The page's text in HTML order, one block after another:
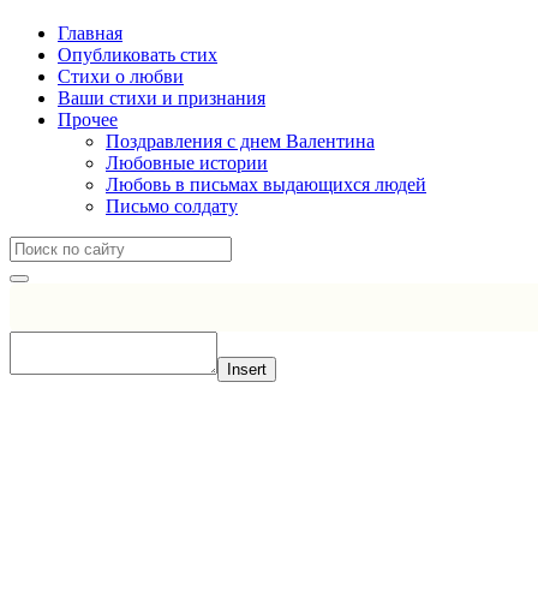
Главная
Опубликовать стих
Стихи о любви
Ваши стихи и признания
Прочее
Поздравления с днем Валентина
Любовные истории
Любовь в письмах выдающихся людей
Письмо солдату
Insert